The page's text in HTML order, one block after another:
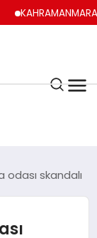
skandalı